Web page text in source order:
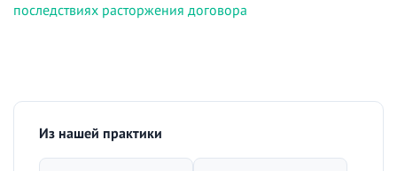
последствиях расторжения договора
Из нашей практики